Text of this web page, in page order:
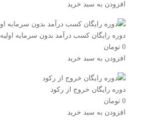
افزودن به سبد خرید
دوره رایگان کسب درآمد بدون سرمایه اولیه
0 تومان
افزودن به سبد خرید
دوره رایگان خروج از رکود
0 تومان
افزودن به سبد خرید